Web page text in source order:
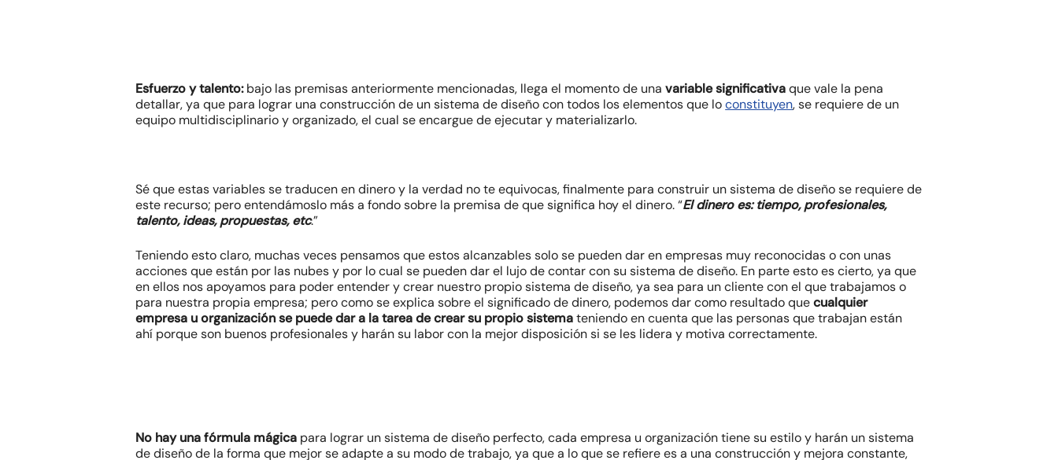
Esfuerzo y talento:bajo las premisas anteriormente mencionadas, llega el momento de unavariable significativaque vale la pena
detallar, ya que para lograr una construcción de un sistema de diseño con todos los elementos que loconstituyen, se requiere de un
equipo multidisciplinario y organizado, el cual se encargue de ejecutar y materializarlo.
Sé que estas variables se traducen en dinero y la verdad no te equivocas, finalmente para construir un sistema de diseño se requiere de
este recurso; pero entendámoslo más a fondo sobre la premisa de que significa hoy el dinero. “El dinero es: tiempo, profesionales,
talento, ideas, propuestas, etc.”
Teniendo esto claro, muchas veces pensamos que estos alcanzables solo se pueden dar en empresas muy reconocidas o con unas
acciones que están por las nubes y por lo cual se pueden dar el lujo de contar con su sistema de diseño. En parte esto es cierto, ya que
en ellos nos apoyamos para poder entender y crear nuestro propio sistema de diseño, ya sea para un cliente con el que trabajamos o
para nuestra propia empresa; pero como se explica sobre el significado de dinero, podemos dar como resultado quecualquier
empresa u organización se puede dar a la tarea de crear su propio sistemateniendo en cuenta que las personas que trabajan están
ahí porque son buenos profesionales y harán su labor con la mejor disposición si se les lidera y motiva correctamente.
No hay una fórmula mágica para lograr un sistema de diseño perfecto, cada empresa u organización tiene su estilo y harán un sistema
de diseño de la forma que mejor se adapte a su modo de trabajo, ya que a lo que se refiere es a una construcción y mejora constante,